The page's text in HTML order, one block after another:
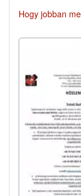
Hogy jobban